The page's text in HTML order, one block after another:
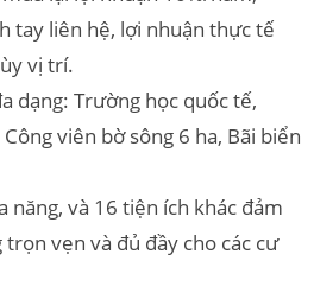
tay liên hệ, lợi nhuận thực tế
vị trí.
dạng: Trường học quốc tế,
viên bờ sông 6 ha, Bãi biển
năng, và 16 tiện ích khác đảm
vẹn và đủ đầy cho các cư